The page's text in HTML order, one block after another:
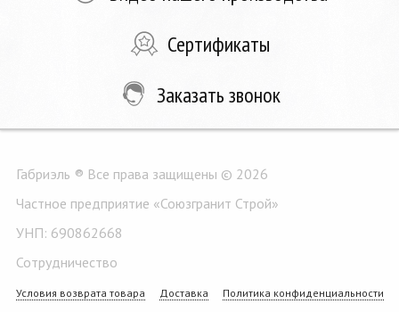
Сертификаты
Заказать звонок
Габриэль ® Все права защищены © 2026
Частное предприятие «Союзгранит Строй»
УНП: 690862668
Сотрудничество
Условия возврата товара Доставка Политика конфиденциальности